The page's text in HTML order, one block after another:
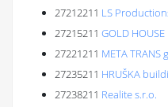
27212211 LS
27215211 GOLD HOUSE
27221211 META TRANS
27235211 HRUŠKA
27238211 Realite s.r.o.